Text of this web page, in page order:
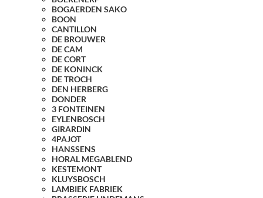
BOGAERDEN SAKO
BOON
CANTILLON
DE BROUWER
DE CAM
DE CORT
DE KONINCK
DE TROCH
DEN HERBERG
DONDER
3 FONTEINEN
EYLENBOSCH
GIRARDIN
4PAJOT
HANSSENS
HORAL MEGABLEND
KESTEMONT
KLUYSBOSCH
LAMBIEK FABRIEK